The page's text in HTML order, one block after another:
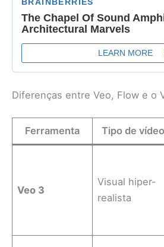
Diferenças entre Veo, Flow e o
Ferramenta Tipo de vídeo
Veo 3
Visual hiper-
realista